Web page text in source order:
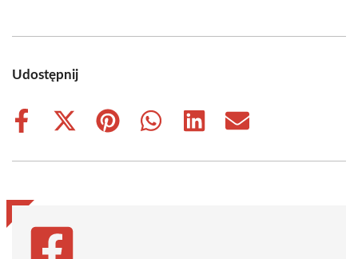
Udostępnij
Share
Share
(Twitter)
Share
Share
Share
Share